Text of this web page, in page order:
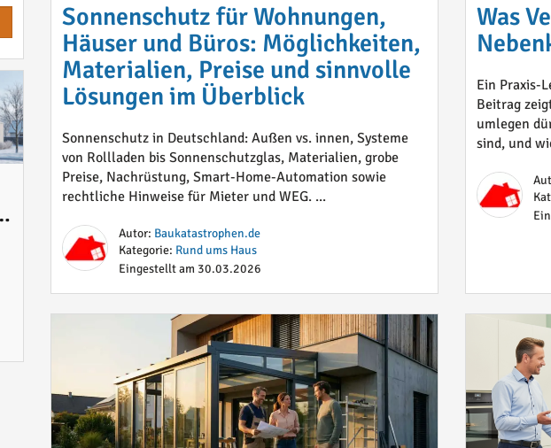
Sonnenschutz für Wohnungen,
Häuser und Büros: Möglichkeiten,
Materialien, Preise und sinnvolle
Lösungen im Überblick
Sonnenschutz in Deutschland: Außen vs. innen, Systeme
von Rollladen bis Sonnenschutzglas, Materialien, grobe
Preise, Nachrüstung, Smart-Home-Automation sowie
rechtliche Hinweise für Mieter und WEG. ...
Autor: Baukatastrophen.de
Kategorie: Rund ums Haus
Eingestellt am 30.03.2026
Was
Ein Praxis-
Beitrag
umlegen
sind, und